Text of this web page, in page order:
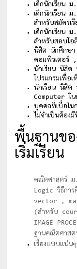
เด็กนักเรียน ม
เด็กนักเรียน
สำหรับสมัครเ
เด็กนักเรียน ม
สำหรับสอบโ
นิสิต นักศึกษา
คอมพิวเตอร์
นักเรียน นิสิต
โปรแกรมเพื่อเ
นักเรียน นิสิต
Computer ใ
บุคคลที่เบื่อในก
ไม่จำเป็นต้อง
พื้นฐานข
เริ่มเรียน
คณิตศาสตร์ ม
Logic วิธีกา
vector ,
(สำหรับ
IMAGE
ฐานคณิตศาส
เรื่องแบบแน่น